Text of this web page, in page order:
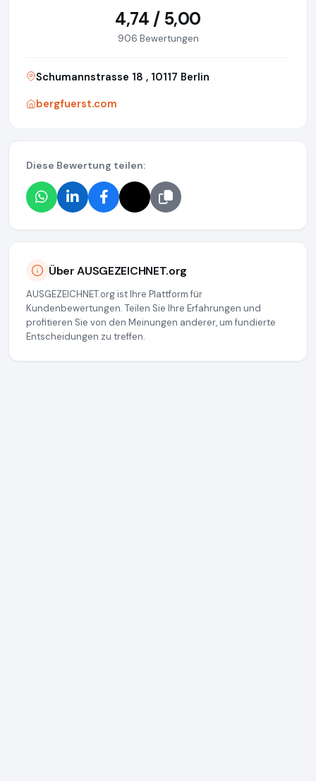
4,74 / 5,00
906 Bewertungen
Schumannstrasse 18 , 10117 Berlin
bergfuerst.com
Diese Bewertung teilen:
Über AUSGEZEICHNET.org
AUSGEZEICHNET.org ist Ihre Plattform für
Kundenbewertungen. Teilen Sie Ihre Erfahrungen und
profitieren Sie von den Meinungen anderer, um fundierte
Entscheidungen zu treffen.